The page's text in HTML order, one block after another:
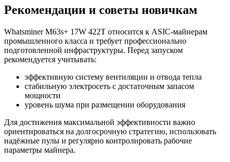
Рекомендации и советы новичкам
Whatsminer M63s+ 17W 422T относится к ASIC-майнерам
промышленного класса и требует профессионально
подготовленной инфраструктуры. Перед запуском
рекомендуется учитывать:
эффективную систему вентиляции и отвода тепла
стабильную электросеть с достаточным запасом
мощности
уровень шума при размещении оборудования
Для достижения максимальной эффективности важно
ориентироваться на долгосрочную стратегию, использовать
надёжные пулы и регулярно контролировать рабочие
параметры майнера.